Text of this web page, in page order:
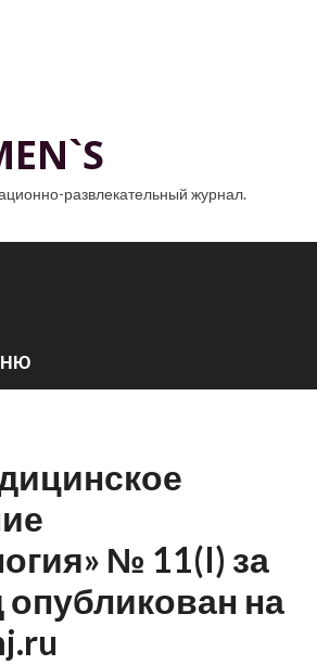
развлекательный журнал.
№ 11(I) за
опубликован на